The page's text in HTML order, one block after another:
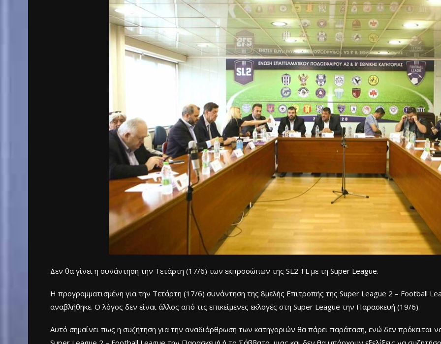
Δεν θα γίνει η συνάντηση την Τετάρτη (17/6) των εκπροσώπων της SL2-FL με τη Super League.
Η προγραμματισμένη για την Τετάρτη (17/6) συνάντηση της 8μελής Επιτροπής της Super League 2 – Football
αναβλήθηκε. Ο λόγος δεν είναι άλλος από τις επικείμενες εκλογές στη Super League την Παρασκευή (19/6).
Αυτό σημαίνει πως η συζήτηση για την αναδιάρθρωση των κατηγοριών θα πάρει παράταση, ενώ δεν πρόκειται